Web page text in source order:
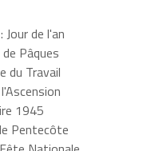
: Jour de l'an
Pâques
du Travail
1945
Pentecôte